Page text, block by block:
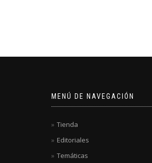
MENÚ DE NAVEGACIÓN
Tienda
Editoriales
Temáticas